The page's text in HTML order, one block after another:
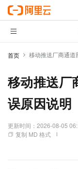
首页 移动推送厂商通道
移动推送厂
误原因说明
更新时间： 2026-08-05
复制 MD 格式